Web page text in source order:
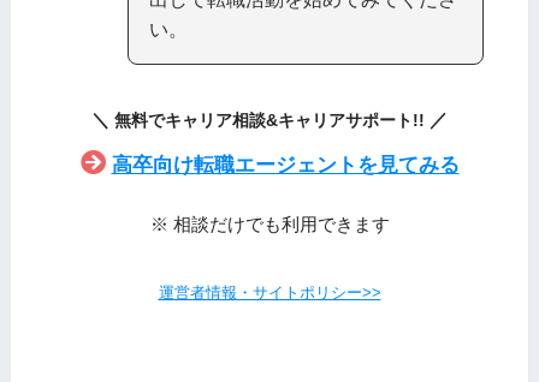
い。
＼ 無料でキャリア相談&キャリアサポート !! ／
高卒向け転職エージェントを見てみる
※ 相談だけでも利用できます
運営者情報・サイトポリシー>>